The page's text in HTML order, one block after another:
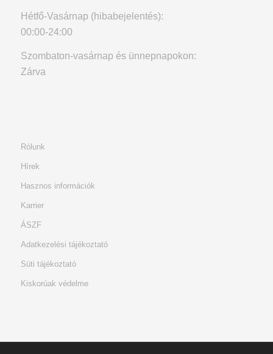
Hétfő-Vasárnap (hibabejelentés):
00:00-24:00
Szombaton-vasárnap és ünnepnapokon:
Zárva
Rólunk
Hírek
Hasznos információk
Karrier
ÁSZF
Adatkezelési tájékoztató
Süti tájékoztató
Kiskorúak védelme